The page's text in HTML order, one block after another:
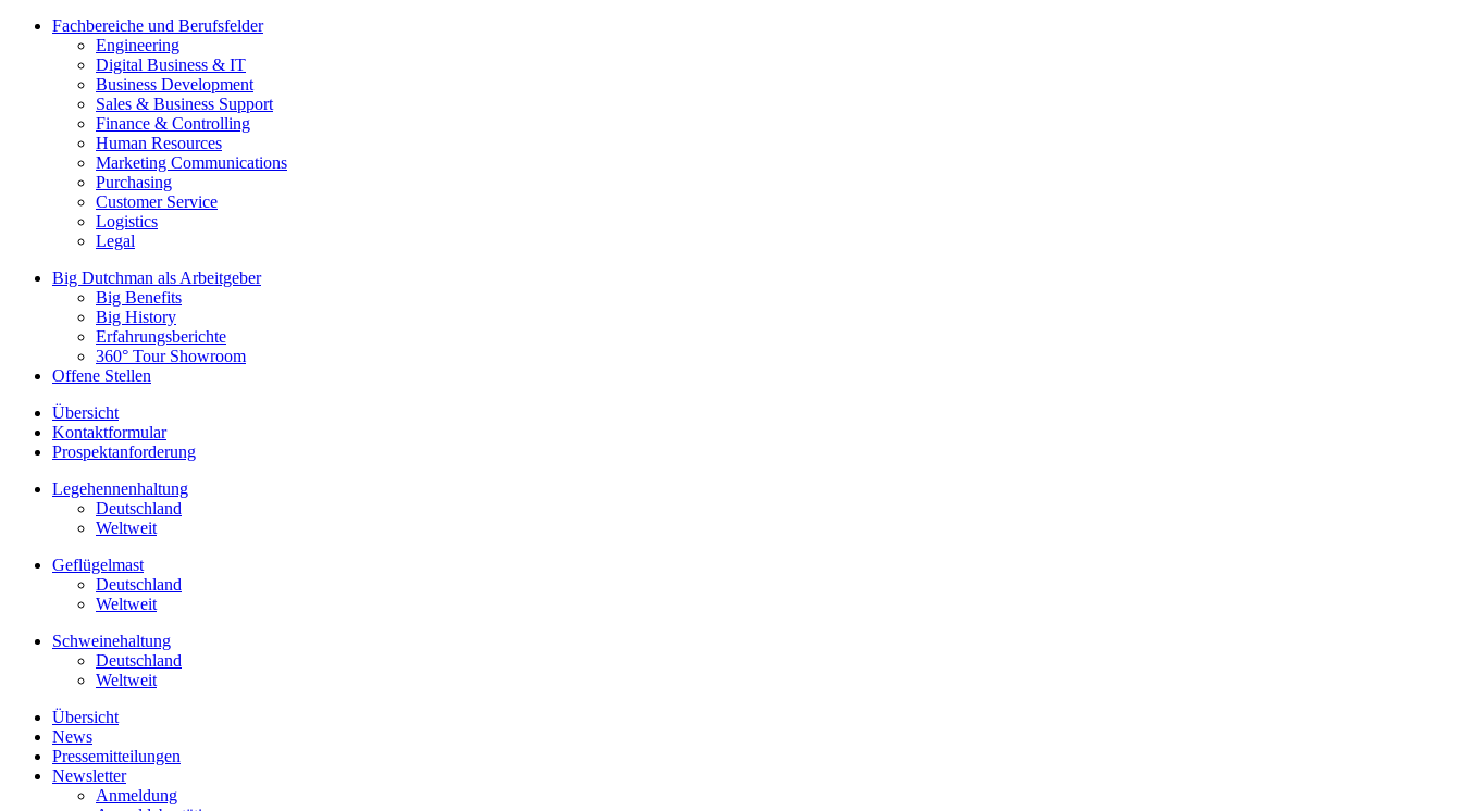
Fachbereiche und Berufsfelder
Engineering
Digital Business & IT
Business Development
Sales & Business Support
Finance & Controlling
Human Resources
Marketing Communications
Purchasing
Customer Service
Logistics
Legal
Big Dutchman als Arbeitgeber
Big Benefits
Big History
Erfahrungsberichte
360° Tour Showroom
Offene Stellen
Übersicht
Kontaktformular
Prospektanforderung
Legehennenhaltung
Deutschland
Weltweit
Geflügelmast
Deutschland
Weltweit
Schweinehaltung
Deutschland
Weltweit
Übersicht
News
Pressemitteilungen
Newsletter
Anmeldung